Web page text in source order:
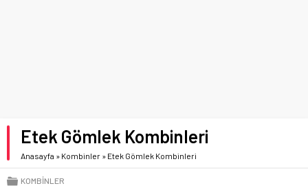
Etek Gömlek Kombinleri
Anasayfa » Kombinler » Etek Gömlek Kombinleri
KOMBINLER